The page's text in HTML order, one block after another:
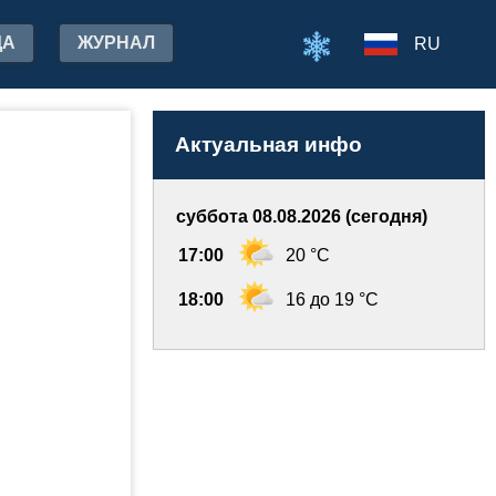
ЖУРНАЛ RU
Актуальная инфо
суббота 08.08.2026 (сегодня)
17:00 20 °C
18:00 16 до 19 °C